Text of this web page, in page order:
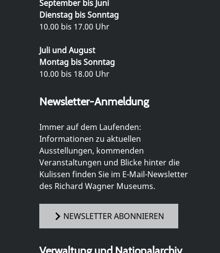
September bis Juni
Dienstag bis Sonntag
10.00 bis 17.00 Uhr
Juli und August
Montag bis Sonntag
10.00 bis 18.00 Uhr
Newsletter-Anmeldung
Immer auf dem Laufenden:
Informationen zu aktuellen
Ausstellungen, kommenden
Veranstaltungen und Blicke hinter die
Kulissen finden Sie im E-Mail-Newsletter
des Richard Wagner Museums.
NEWSLETTER ABONNIEREN